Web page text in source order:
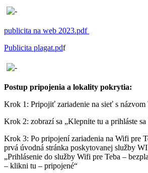
publicita na web 2023.pdf
Publicita plagat.pdf
Postup pripojenia a lokality pokrytia:
Krok 1: Pripojiť zariadenie na sieť s názvom
Krok 2: zobrazí sa „Klepnite tu a prihláste sa
Krok 3: Po pripojení zariadenia na Wifi pre
prvá úvodná stránka poskytovanej služby
„Prihlásenie do služby Wifi pre Teba –
– klikni tu – pripojené“